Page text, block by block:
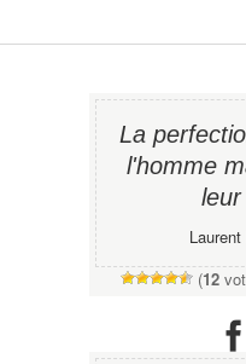
La
l'homme
Laurent
(12